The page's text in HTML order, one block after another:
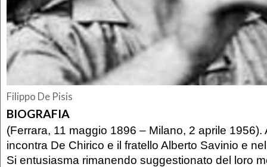
Filippo De Pisis
BIOGRAFIA
(Ferrara, 11 maggio 1896 – Milano, 2 aprile 1956).
incontra De Chirico e il fratello Alberto Savinio e
Si entusiasma rimanendo suggestionato del loro